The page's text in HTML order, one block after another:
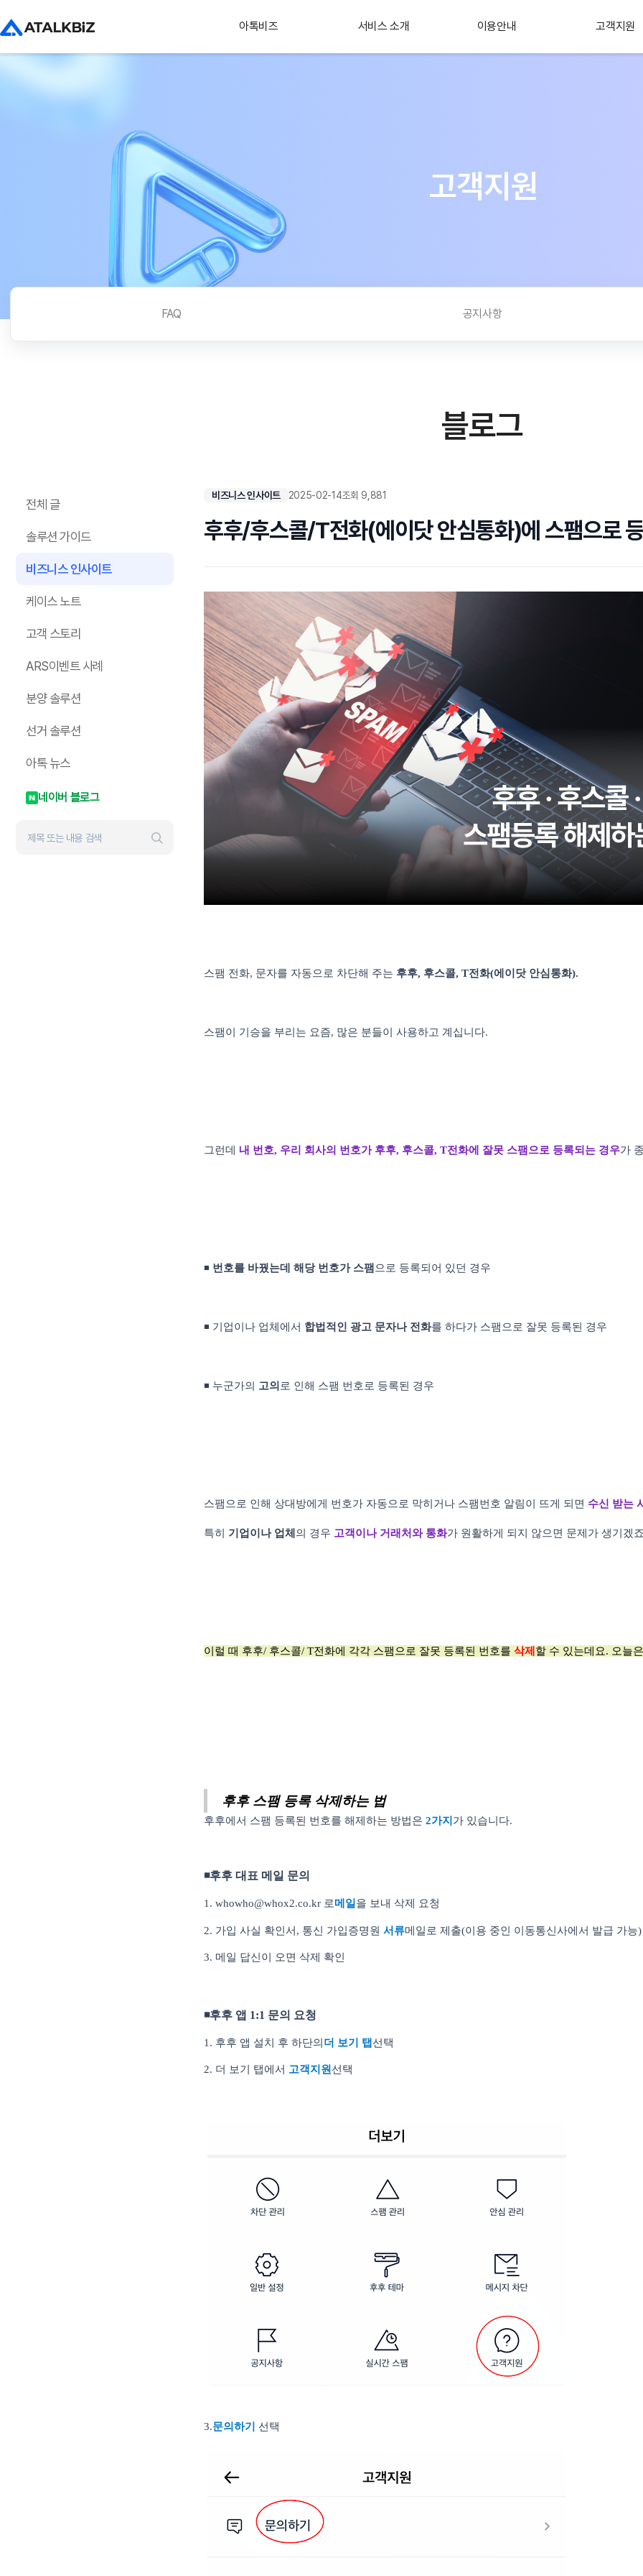
아톡비즈 서비스 소개 이용안내 고객지원
고객지원
FAQ 공지사항
블로그
전체 글
솔루션 가이드
비즈니스 인사이트
케이스 노트
고객 스토리
ARS이벤트 사례
분양 솔루션
선거 솔루션
아톡 뉴스
네이버 블로그
비즈니스 인사이트 2025-02-14조회 9,881
후후/후스콜/T전화(에이닷 안심통화)에 스팸으로
스팸 전화, 문자를 자동으로 차단해 주는 후후, 후스콜, T전화(에이닷 안심통화).
스팸이 기승을 부리는 요즘, 많은 분들이 사용하고 계십니다.
그런데 내 번호, 우리 회사의 번호가 후후, 후스콜, T전화에 잘못 스팸으로 등록되는 경우가
◾ 번호를 바꿨는데 해당 번호가 스팸 으로 등록되어 있던 경우
◾ 기업이나 업체에서 합법적인 광고 문자나 전화를 하다가 스팸으로 잘못 등록된 경우
◾ 누군가의 고의 로 인해 스팸 번호로 등록된 경우
스팸으로 인해 상대방에게 번호가 자동으로 막히거나 스팸번호 알림이 뜨게 되면 수신 받는
특히 기업이나 업체 의 경우 고객이나 거래처와 통화가 원활하게 되지 않으면 문제가 생기겠
이 럴 때 후후/ 후스콜/ T전화에 각각 스팸으로 잘못 등록된 번호를 삭제 할 수 있는데요. 오늘
후후 스팸 등록 삭제하는 법
후후에서 스팸 등록된 번호를 해제하는 방법은 2가지 가 있습니다.
◾후후 대표 메일 문의
1. whowho@whox2.co.kr 로메일 을 보내 삭제 요청
2. 가입 사실 확인서 , 통신 가입증명원 서류메일로 제출(이용 중인 이동통신사에서 발급 가능)
3. 메일 답신이 오면 삭제 확인
◾후후 앱 1:1 문의 요청
1. 후후 앱 설치 후 하단의더 보기 탭선택
2. 더 보기 탭에서 고객지원선택
3.문의하기 선택